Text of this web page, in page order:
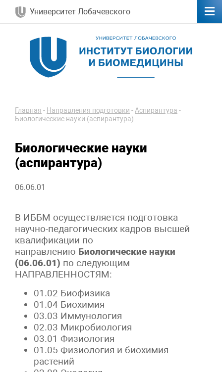
Университет Лобачевского
Главная - Направления подготовки -Аспирантура -
Биологические науки (аспирантура)
Биологические науки
(аспирантура)
06.06.01
В ИББМ осуществляется подготовка
научно-педагогических кадров высшей
квалификации по
направлению Биологические науки
(06.06.01) по следующим
НАПРАВЛЕННОСТЯМ:
01.02 Биофизика
01.04 Биохимия
03.03 Иммунология
02.03 Микробиология
03.01 Физиология
01.05 Физиология и биохимия
растений